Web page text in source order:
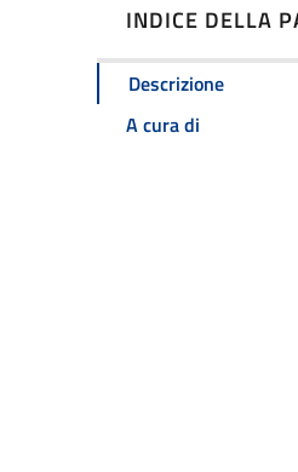
INDICE DELLA
Descrizione
A cura di